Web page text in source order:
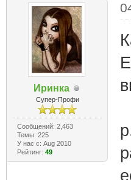
Иринка
Супер-Профи
Сообщений: 2,463
Темы: 225
У нас с: Aug 2010
Рейтинг: 49